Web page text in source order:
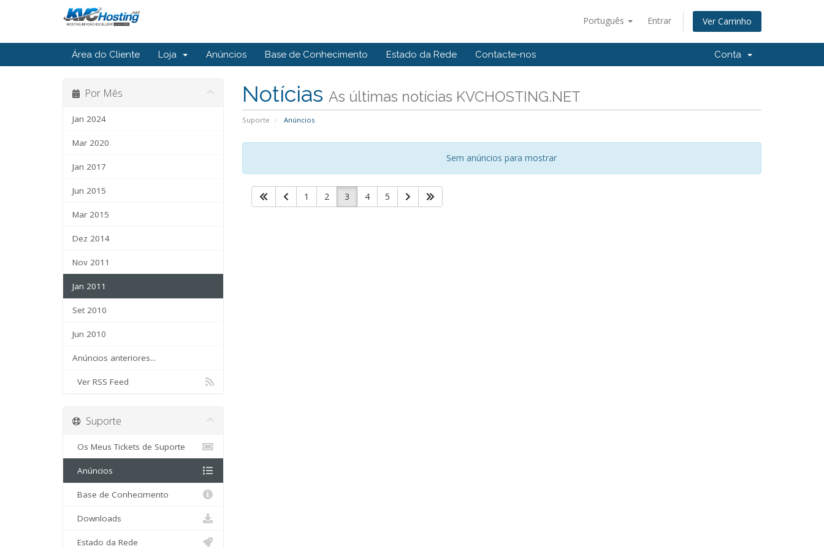
Português Entrar Ver Carrinho
Área do Cliente Loja Anúncios Base de Conhecimento Estado da Rede Contacte-nos Conta
Notícias As últimas notícias KVCHOSTING.NET
Suporte Anúncios
Por Mês
Jan 2024
Mar 2020
Jan 2017
Jun 2015
Mar 2015
Dez 2014
Nov 2011
Jan 2011
Set 2010
Jun 2010
Anúncios anteriores...
Ver RSS Feed
Sem anúncios para mostrar
1 2 3 4 5
Suporte
Os Meus Tickets de Suporte
Anúncios
Base de Conhecimento
Downloads
Estado da Rede